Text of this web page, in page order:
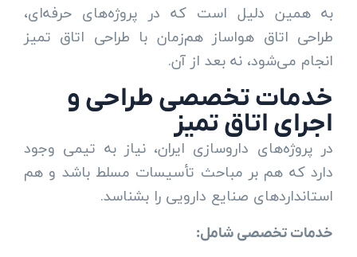
به همین دلیل است که در پروژه‌های حرفه‌ای،
طراحی اتاق هواساز هم‌زمان با طراحی اتاق تمیز
انجام می‌شود، نه بعد از آن.
خدمات تخصصی طراحی و
اجرای اتاق تمیز
در پروژه‌های داروسازی ایران، نیاز به تیمی وجود
دارد که هم بر مباحث تأسیسات مسلط باشد و هم
استانداردهای صنایع دارویی را بشناسد.
خدمات تخصصی شامل: